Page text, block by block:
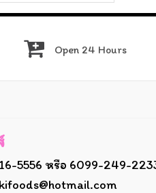
Open 24 Hours
5556 หรือ 6099-249-